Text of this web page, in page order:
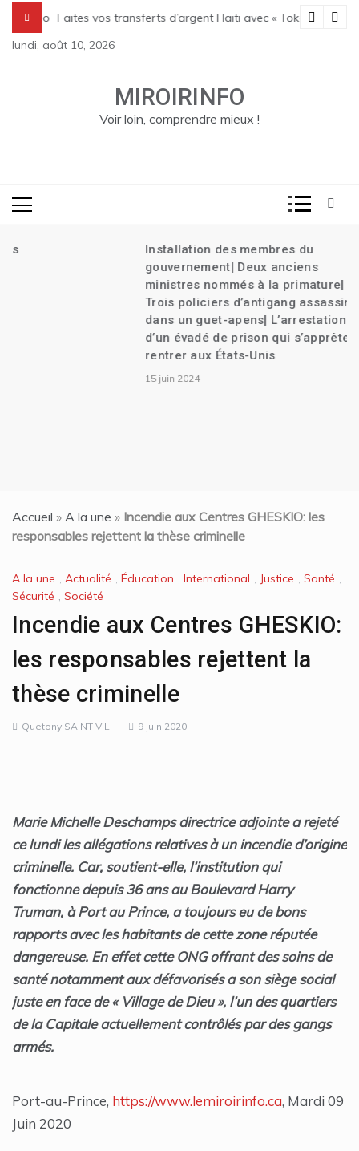
content
Le bilan des massacres de Pont Sondé s’alourdit| La
Faites vos transferts d’argent Haïti avec « Tokay »
lundi, août 10, 2026
MIROIRINFO
Voir loin, comprendre mieux !
Installation des membres du
gouvernement| Deux anciens
ministres nommés à la primature|
Trois policiers d’antigang assassinés
dans un guet-apens| L’arrestation
d’un évadé de prison qui s’apprête à
rentrer aux États-Unis
15 juin 2024
Accueil » A la une » Incendie aux Centres GHESKIO: les
responsables rejettent la thèse criminelle
A la une , Actualité , Éducation , International , Justice , Santé ,
Sécurité , Société
Incendie aux Centres GHESKIO:
les responsables rejettent la
thèse criminelle
Quetony SAINT-VIL 9 juin 2020
Marie Michelle Deschamps directrice adjointe a rejeté
ce lundi les allégations relatives à un incendie d’origine
criminelle. Car, soutient-elle, l’institution qui
fonctionne depuis 36 ans au Boulevard Harry
Truman, à Port au Prince, a toujours eu de bons
rapports avec les habitants de cette zone réputée
dangereuse. En effet cette ONG offrant des soins de
santé notamment aux défavorisés a son siège social
juste en face de « Village de Dieu », l’un des quartiers
de la Capitale actuellement contrôlés par des gangs
armés.
Port-au-Prince, https://www.lemiroirinfo.ca, Mardi 09
Juin 2020